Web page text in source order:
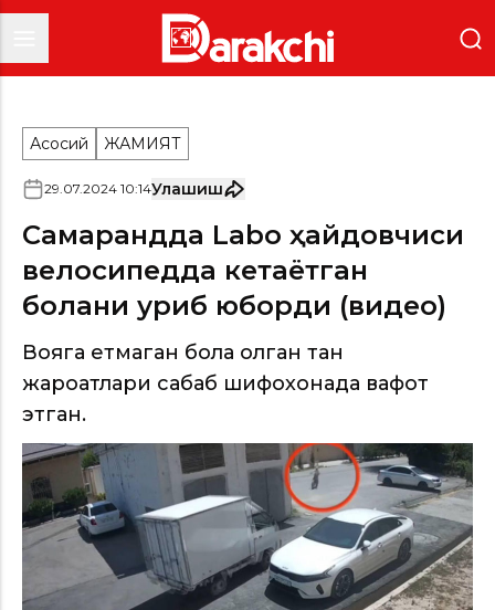
Асосий ЖАМИЯТ
29.07.2024 10:14Улашиш
Самарқандда Labo ҳайдовчиси
велосипедда кетаётган
болани уриб юборди (видео)
Вояга етмаган бола олган тан
жароҳатлари сабаб шифохонада вафот
этган.